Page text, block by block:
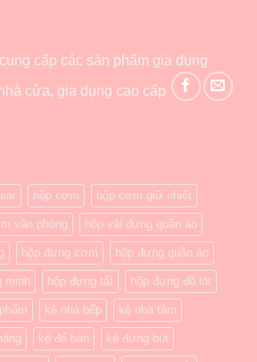
cấp các sản phẩm gia dụng
cửa, gia dụng cao cấp
hộp cơm hộp cơm giữ nhiệt
văn phòng hộp vải đựng quần áo
hộp đựng cơm hộp đựng quần áo
minh hộp đựng tất hộp đựng đồ lót
kệ nhà bếp kệ nhà tắm
kệ để bàn kệ đựng bút